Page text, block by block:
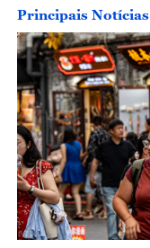
Principais Notícias